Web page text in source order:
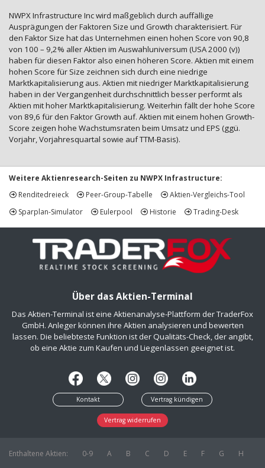
NWPX Infrastructure Inc wird maßgeblich durch auffällige
Ausprägungen der Faktoren Size und Growth charakterisiert. Für
den Faktor Size hat das Unternehmen einen hohen Score von 90,8
von 100 – 9,2% aller Aktien im Auswahluniversum (USA 2000 (v))
haben für diesen Faktor also einen höheren Score. Aktien mit einem
hohen Score für Size zeichnen sich durch eine niedrige
Marktkapitalisierung aus. Aktien mit niedriger Marktkapitalisierung
haben in der Vergangenheit durchschnittlich besser performt als
Aktien mit hoher Marktkapitalisierung. Weiterhin fällt der hohe Score
von 89,6 für den Faktor Growth auf. Aktien mit einem hohen Growth-
Score zeigen hohe Wachstumsraten beim Umsatz und EPS (ggü.
Vorjahr, Vorjahresquartal sowie auf TTM-Basis).
Weitere Aktienresearch-Seiten zu NWPX Infrastructure:
Renditedreieck
Peer-Group-Tabelle
Aktien-Vergleichs-Tool
Sparplan-Simulator
Eulerpool Historie Trading-Desk
Über das Aktien-Terminal
Das Aktien-Terminal ist eine Aktienanalyse-Plattform der TraderFox
GmbH. Anleger können ihre Aktien analysieren und bewerten
lassen. Die beliebteste Funktion ist der Qualitäts-Check, der angibt,
ob eine Aktie zum Kaufen und Liegenlassen geeignet ist.
Kontakt Vertrag kündigen
Vertrag widerrufen
Enthaltene Aktien: 0-9 A B C D E F G
H